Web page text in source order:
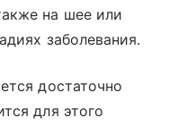
на шее или
заболевания.
достаточно
для этого